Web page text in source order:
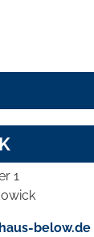
1
below.de